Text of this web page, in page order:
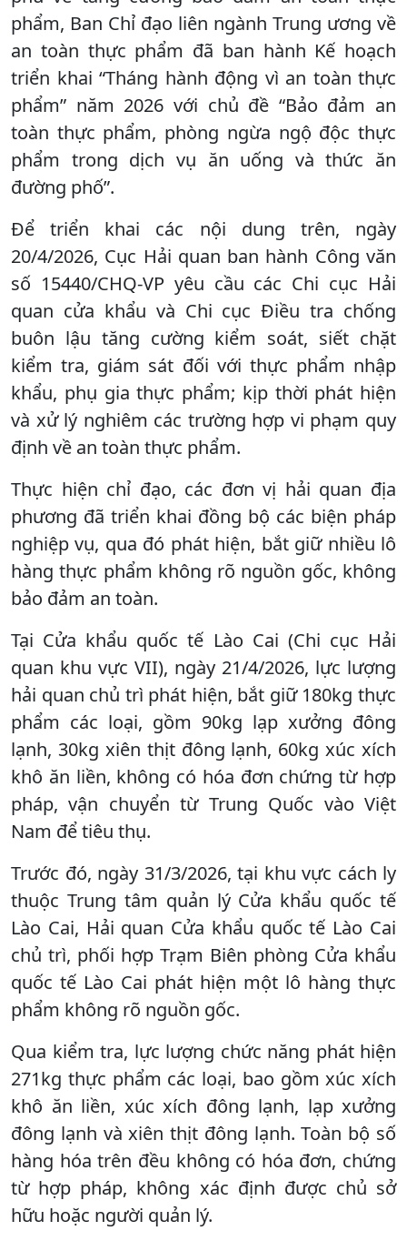
phẩm, Ban Chỉ đạo liên ngành Trung ương về
an toàn thực phẩm đã ban hành Kế hoạch
triển khai “Tháng hành động vì an toàn thực
phẩm” năm 2026 với chủ đề “Bảo đảm an
toàn thực phẩm, phòng ngừa ngộ độc thực
phẩm trong dịch vụ ăn uống và thức ăn
đường phố”.
Để triển khai các nội dung trên, ngày
20/4/2026, Cục Hải quan ban hành Công văn
số 15440/CHQ-VP yêu cầu các Chi cục Hải
quan cửa khẩu và Chi cục Điều tra chống
buôn lậu tăng cường kiểm soát, siết chặt
kiểm tra, giám sát đối với thực phẩm nhập
khẩu, phụ gia thực phẩm; kịp thời phát hiện
và xử lý nghiêm các trường hợp vi phạm quy
định về an toàn thực phẩm.
Thực hiện chỉ đạo, các đơn vị hải quan địa
phương đã triển khai đồng bộ các biện pháp
nghiệp vụ, qua đó phát hiện, bắt giữ nhiều lô
hàng thực phẩm không rõ nguồn gốc, không
bảo đảm an toàn.
Tại Cửa khẩu quốc tế Lào Cai (Chi cục Hải
quan khu vực VII), ngày 21/4/2026, lực lượng
hải quan chủ trì phát hiện, bắt giữ 180kg thực
phẩm các loại, gồm 90kg lạp xưởng đông
lạnh, 30kg xiên thịt đông lạnh, 60kg xúc xích
khô ăn liền, không có hóa đơn chứng từ hợp
pháp, vận chuyển từ Trung Quốc vào Việt
Nam để tiêu thụ.
Trước đó, ngày 31/3/2026, tại khu vực cách ly
thuộc Trung tâm quản lý Cửa khẩu quốc tế
Lào Cai, Hải quan Cửa khẩu quốc tế Lào Cai
chủ trì, phối hợp Trạm Biên phòng Cửa khẩu
quốc tế Lào Cai phát hiện một lô hàng thực
phẩm không rõ nguồn gốc.
Qua kiểm tra, lực lượng chức năng phát hiện
271kg thực phẩm các loại, bao gồm xúc xích
khô ăn liền, xúc xích đông lạnh, lạp xưởng
đông lạnh và xiên thịt đông lạnh. Toàn bộ số
hàng hóa trên đều không có hóa đơn, chứng
từ hợp pháp, không xác định được chủ sở
hữu hoặc người quản lý.